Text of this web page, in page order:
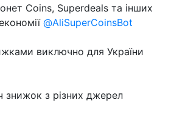
Перейти
Coins, Superdeals та інших
@AliSuperCoinsBot
виключно для України
знижок з різних джерел